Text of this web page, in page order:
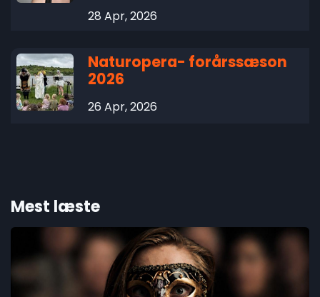
28 Apr, 2026
Naturopera- forårssæson
2026
26 Apr, 2026
Mest læste